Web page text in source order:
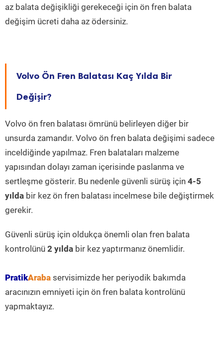
az balata değişikliği gerekeceği için ön fren balata
değişim ücreti daha az ödersiniz.
Volvo Ön Fren Balatası Kaç Yılda Bir
Değişir?
Volvo ön fren balatası ömrünü belirleyen diğer bir
unsurda zamandır. Volvo ön fren balata değişimi sadece
inceldiğinde yapılmaz. Fren balataları malzeme
yapısından dolayı zaman içerisinde paslanma ve
sertleşme gösterir. Bu nedenle güvenli sürüş için 4-5
yılda bir kez ön fren balatası incelmese bile değiştirmek
gerekir.
Güvenli sürüş için oldukça önemli olan fren balata
kontrolünü 2 yılda bir kez yaptırmanız önemlidir.
PratikAraba servisimizde her periyodik bakımda
aracınızın emniyeti için ön fren balata kontrolünü
yapmaktayız.